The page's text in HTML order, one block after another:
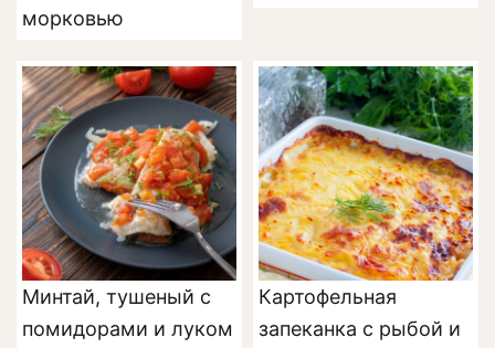
морковью
Минтай, тушеный с
помидорами и луком
Картофельная
запеканка с рыбой и